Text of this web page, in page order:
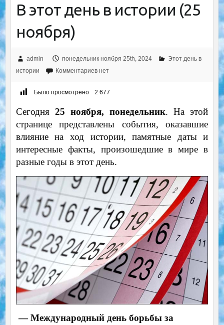
В этот день в истории (25
ноября)
admin понедельник ноября 25th, 2024
Этот день в
истории
Комментариев нет
Было просмотрено 2 677
Сегодня 25 ноября, понедельник. На этой
странице представлены события, оказавшие
влияние на ход истории, памятные даты и
интересные факты, произошедшие в мире в
разные годы в этот день.
— Международный день борьбы за